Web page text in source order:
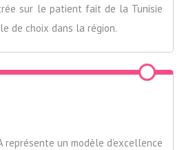
sur le patient fait de la Tunisie
de choix dans la région.
représente un modèle d’excellence